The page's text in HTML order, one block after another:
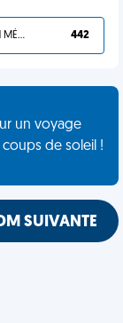
TU L'AS BIEN MÉRITÉ 442
un voyage
de soleil !
SUIVANTE